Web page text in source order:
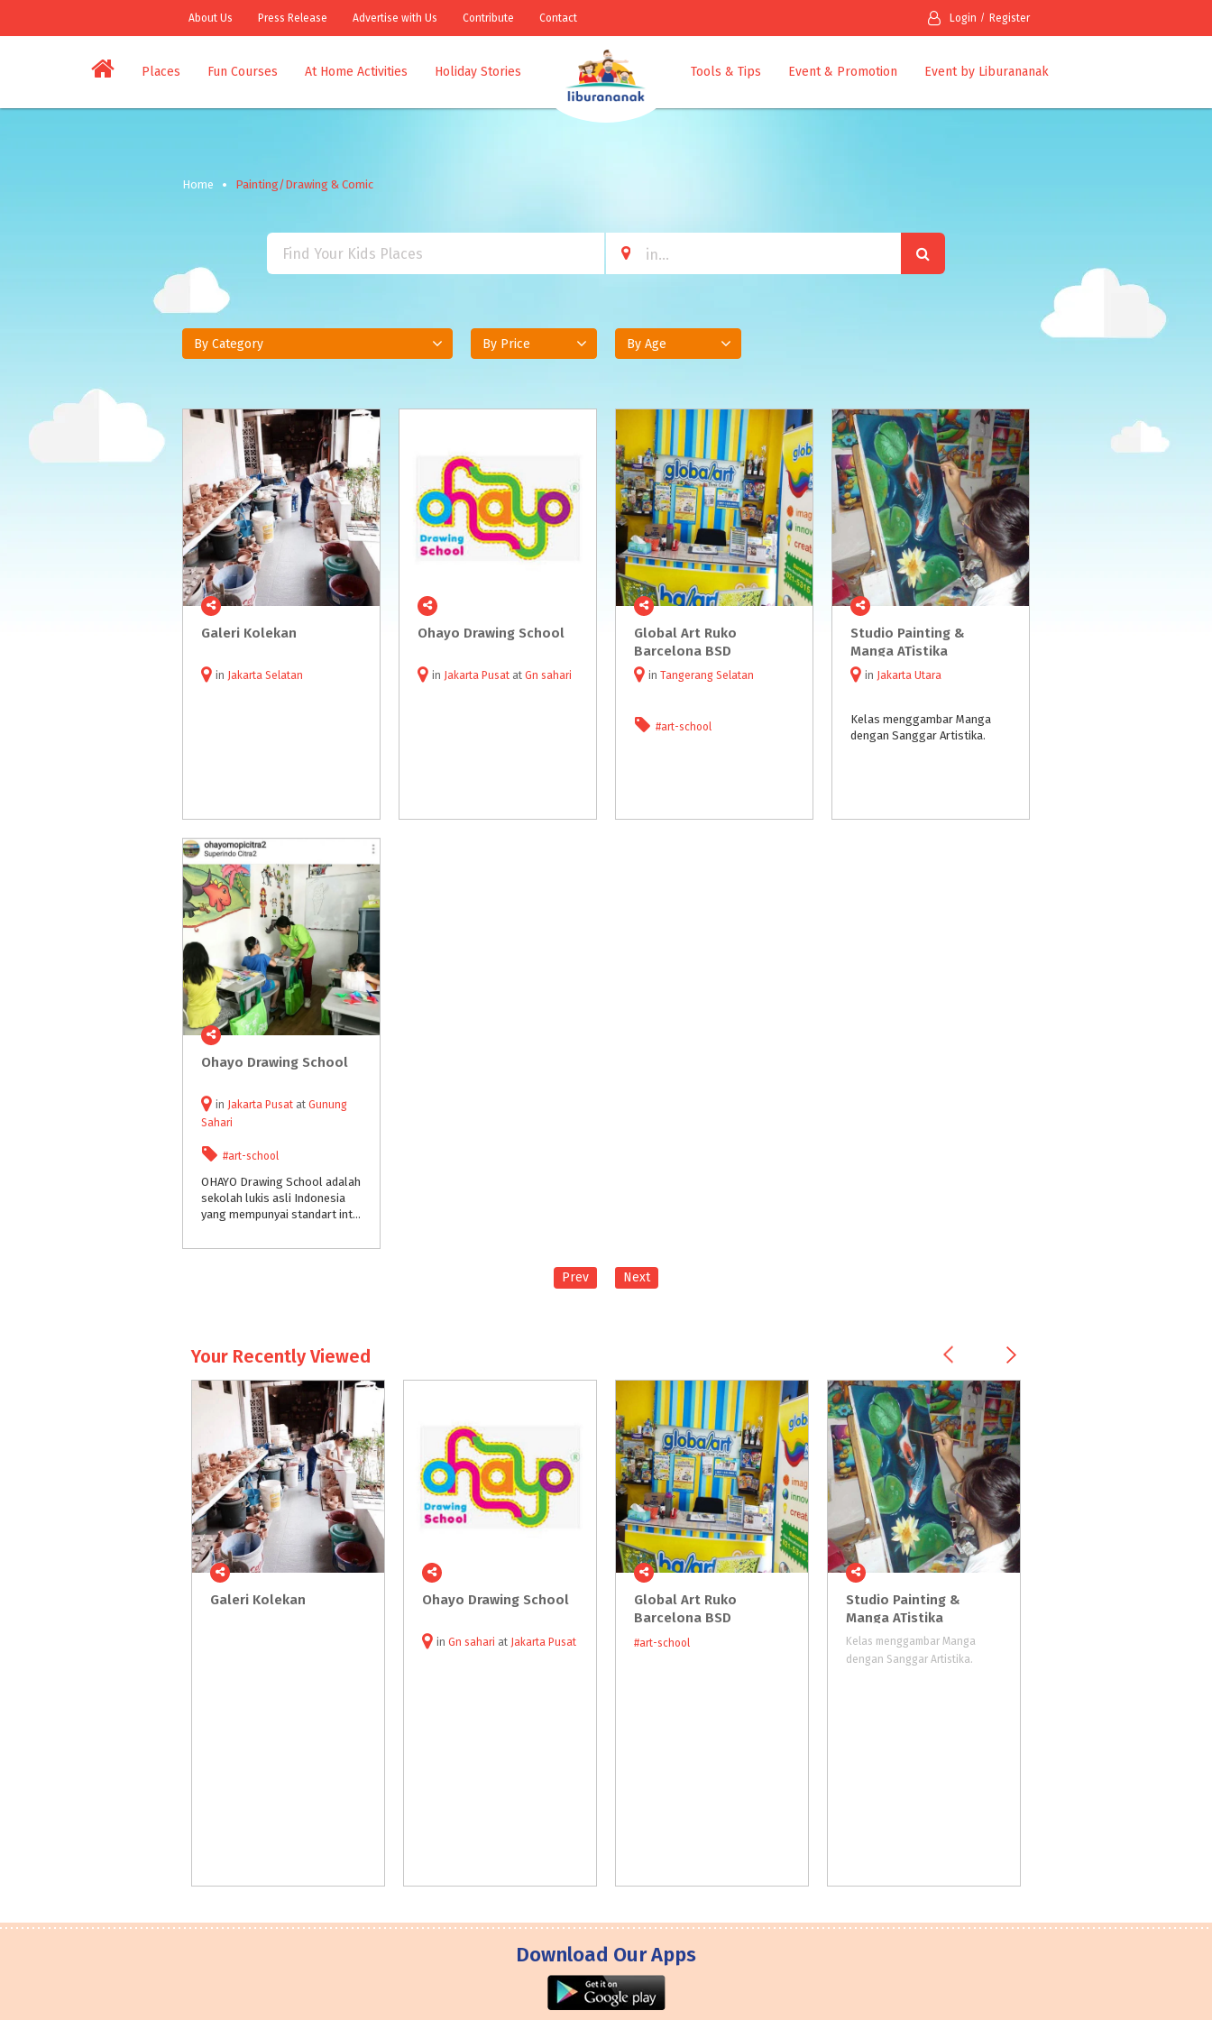
About Us Press Release Advertise with Us Contribute Contact Login Register
Places Fun Courses At Home Activities Holiday Stories Tools & Tips Event & Promotion Event by Liburananak
Home Painting/Drawing & Comic
By Category By Price By Age
Galeri Kolekan
in Jakarta Selatan
Ohayo Drawing School
in Jakarta Pusat at Gn sahari
Global Art Ruko
Barcelona BSD
in Tangerang Selatan
#art-school
Studio Painting &
Manga ATistika
in Jakarta Utara
Kelas menggambar Manga
dengan Sanggar Artistika.
Ohayo Drawing School
in Jakarta Pusat at Gunung
Sahari
#art-school
OHAYO Drawing School adalah
sekolah lukis asli Indonesia
yang mempunyai standart international, mempunyai module lengkap hasil study trip kami 2x ke Jepang dan workshop baik di dalam dan luar negri seperti Singapore & Malaysia.
Prev Next
Your Recently Viewed
Galeri Kolekan Ohayo Drawing School
in Gn sahari at Jakarta Pusat
Global Art Ruko
Barcelona BSD
#art-school
Studio Painting &
Manga ATistika
Kelas menggambar Manga
dengan Sanggar Artistika.
Download Our Apps